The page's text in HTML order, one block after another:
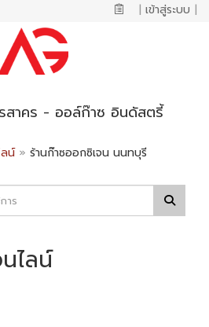
| เข้าสู่ระบบ |
สาคร - ออล์ก๊าซ อินดัสตรี้
น์ » ร้านก๊าซออกซิเจน นนทบุรี
ไลน์